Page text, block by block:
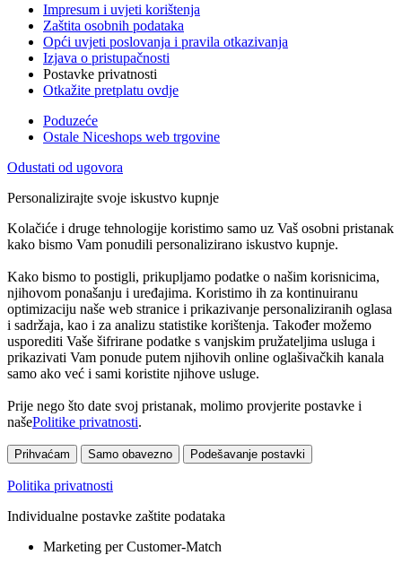
Impresum i uvjeti korištenja
Zaštita osobnih podataka
Opći uvjeti poslovanja i pravila otkazivanja
Izjava o pristupačnosti
Postavke privatnosti
Otkažite pretplatu ovdje
Poduzeće
Ostale Niceshops web trgovine
Odustati od ugovora
Personalizirajte svoje iskustvo kupnje
Kolačiće i druge tehnologije koristimo samo uz Vaš osobni pristanak
kako bismo Vam ponudili personalizirano iskustvo kupnje.
Kako bismo to postigli, prikupljamo podatke o našim korisnicima,
njihovom ponašanju i uređajima. Koristimo ih za kontinuiranu
optimizaciju naše web stranice i prikazivanje personaliziranih oglasa
i sadržaja, kao i za analizu statistike korištenja. Također možemo
usporediti Vaše šifrirane podatke s vanjskim pružateljima usluga i
prikazivati Vam ponude putem njihovih online oglašivačkih kanala
samo ako već i sami koristite njihove usluge.
Prije nego što date svoj pristanak, molimo provjerite postavke i
našePolitike privatnosti.
Prihvaćam Samo obavezno Podešavanje postavki
Politika privatnosti
Individualne postavke zaštite podataka
Marketing per Customer-Match